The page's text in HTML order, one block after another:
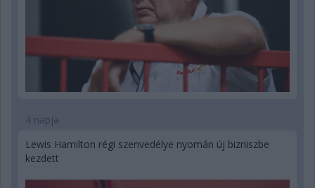
4 napja
Lewis Hamilton régi szenvedélye nyomán új bizniszbe
kezdett